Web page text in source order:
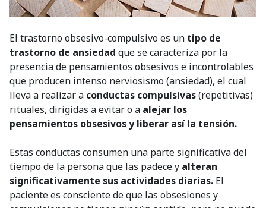
El trastorno obsesivo-compulsivo es un tipo de
trastorno de ansiedad que se caracteriza por la
presencia de pensamientos obsesivos e incontrolables
que producen intenso nerviosismo (ansiedad), el cual
lleva a realizar a conductas compulsivas(repetitivas)
rituales, dirigidas a evitar o a alejar los
pensamientos obsesivos y liberar así la tensión.
Estas conductas consumen una parte significativa del
tiempo de la persona que las padece y alteran
significativamente sus actividades diarias. El
paciente es consciente de que las obsesiones y